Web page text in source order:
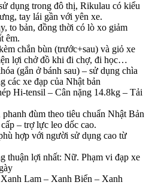
dụng trong đô thị, Rikulau có kiểu
tay lái gần với yên xe.
to bản, đồng thời có lò xo giảm
êm.
chắn bùn (trước+sau) và giỏ xe
lợi chở đồ khi đi chợ, đi học…
(gắn ở bánh sau) – sử dụng chìa
các xe đạp của Nhật bản
Hi-tensil – Cân nặng 14.8kg – Tải
đùm theo tiêu chuẩn Nhật Bản
– trợ lực leo dốc cao.
hợp với người sử dụng cao từ
thuận lợi nhất: Nữ. Phạm vi đạp xe
Lam – Xanh Biển – Xanh